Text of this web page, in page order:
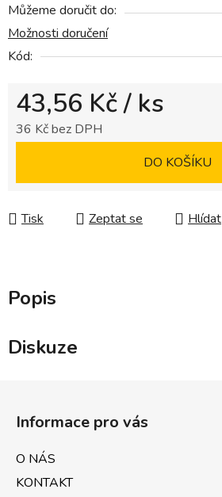
Můžeme doručit do:
Možnosti doručení
Kód:
43,56 Kč/ ks
36 Kč bez DPH
DO KOŠÍKU
Tisk Zeptat se Hlídat
Popis
Diskuze
Informace pro vás
O NÁS
KONTAKT